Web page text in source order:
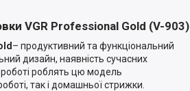
VGR Professional Gold (V-903)
– продуктивний та функціональний
дизайн, наявність сучасних
роблять цю модель
так і домашньої стрижки.